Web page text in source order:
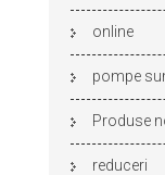
online
pompe
Produse
reduceri